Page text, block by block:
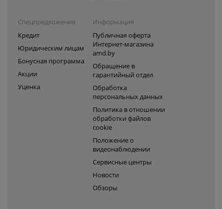
Спецпредложения
Кредит
Юридическим лицам
Бонусная программа
Акции
Уценка
Информация
Публичная оферта
Интернет-магазина
amd.by
Обращение в
гарантийный отдел
Обработка
персональных данных
Политика в отношении
обработки файлов
cookie
Положение о
видеонаблюдении
Сервисные центры
Новости
Обзоры